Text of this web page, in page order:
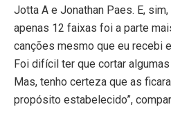
Jotta A e Jonathan Paes. E,
apenas 12 faixas foi a parte
canções mesmo que eu recebi
Foi difícil ter que cortar
Mas, tenho certeza que as
propósito estabelecido”,